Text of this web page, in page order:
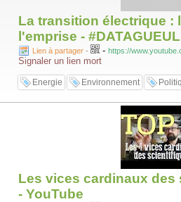
La transition électrique :
l'emprise -
Lien à partager - - https://
Signaler un lien mort
Energie Environnement
Les vices cardinaux des
- YouTube